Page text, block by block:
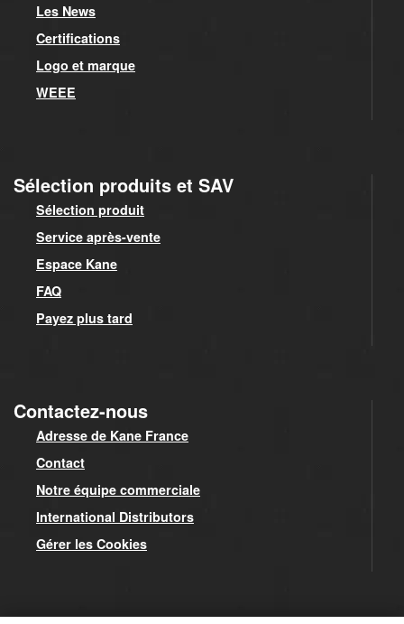
Les News
Certifications
Logo et marque
WEEE
Sélection produits et SAV
Sélection produit
Service après-vente
Espace Kane
FAQ
Payez plus tard
Contactez-nous
Adresse de Kane France
Contact
Notre équipe commerciale
International Distributors
Gérer les Cookies